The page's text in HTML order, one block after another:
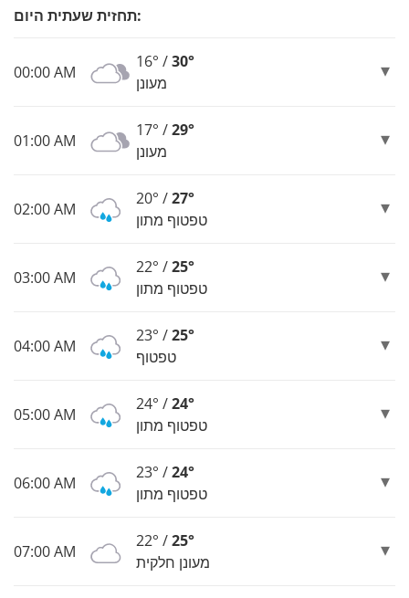
תחזית שעתית היום:
00:00 AM
16° /30°
מעונן
01:00 AM
17° /29°
מעונן
02:00 AM
20° /27°
טפטוף מתון
03:00 AM
22° /25°
טפטוף מתון
04:00 AM
23° /25°
טפטוף
05:00 AM
24° /24°
טפטוף מתון
06:00 AM
23° /24°
טפטוף מתון
07:00 AM
22° /25°
מעונן חלקית